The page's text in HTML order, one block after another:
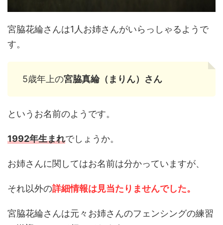
宮脇花綸さんは1人お姉さんがいらっしゃるようで
す。
5歳年上の宮脇真綸（まりん）さん
というお名前のようです。
1992年生まれでしょうか。
お姉さんに関してはお名前は分かっていますが、
それ以外の詳細情報は見当たりませんでした。
宮脇花綸さんは元々お姉さんのフェンシングの練習